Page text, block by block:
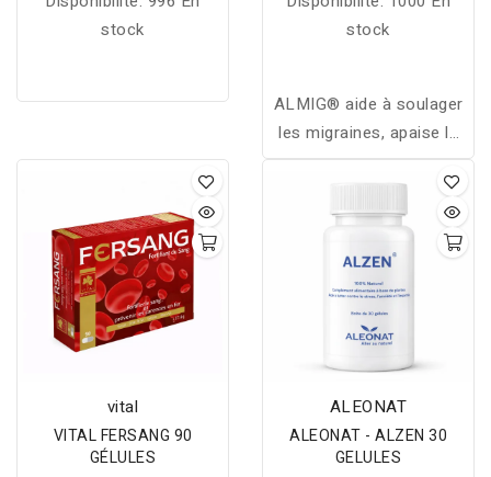
stock
stock
ALMIG® aide à soulager
les migraines, apaise le
système nerveux et
contribue à réduire la
fréquence des crises
grâce à une formule
naturelle.
vital
VITAL FERSANG 90
GÉLULES
ALEONAT
ALEONAT - ALZEN 30
GELULES